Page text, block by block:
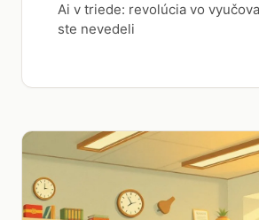
Ai v triede: revolúcia vo
ste nevedeli